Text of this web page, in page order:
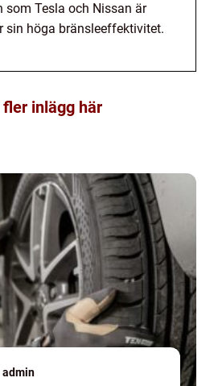
som Tesla och Nissan är
sin höga bränsleeffektivitet.
fler inlägg här
admin